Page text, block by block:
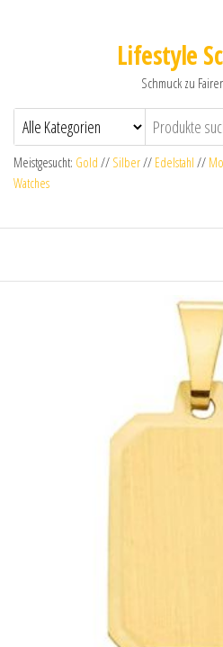
Lifestyle
Schmuck zu
Meistgesucht: Gold // Silber// Edelstahl //
Watches